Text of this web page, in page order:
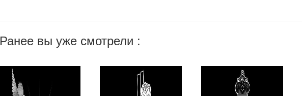
Ранее вы уже смотрели :